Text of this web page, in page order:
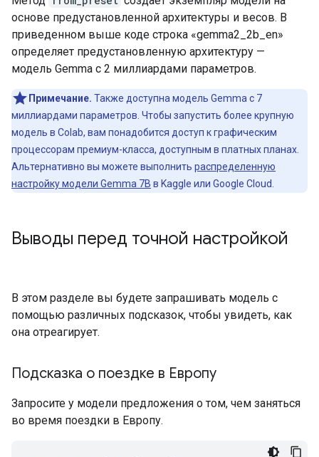
основе предустановленной архитектуры и весов. В
приведенном выше коде строка «gemma2_2b_en»
определяет предустановленную архитектуру —
модель Gemma с 2 миллиардами параметров.
Примечание. Также доступна модель Gemma с 7
миллиардами параметров. Чтобы запустить более крупную
модель в Colab, вам понадобится доступ к графическим
процессорам премиум-класса, доступным в платных планах.
Альтернативно вы можете выполнить распределенную
настройку модели Gemma 7B в Kaggle или Google Cloud.
Выводы перед точной настройкой
В этом разделе вы будете запрашивать модель с
помощью различных подсказок, чтобы увидеть, как
она отреагирует.
Подсказка о поездке в Европу
Запросите у модели предложения о том, чем заняться
во время поездки в Европу.